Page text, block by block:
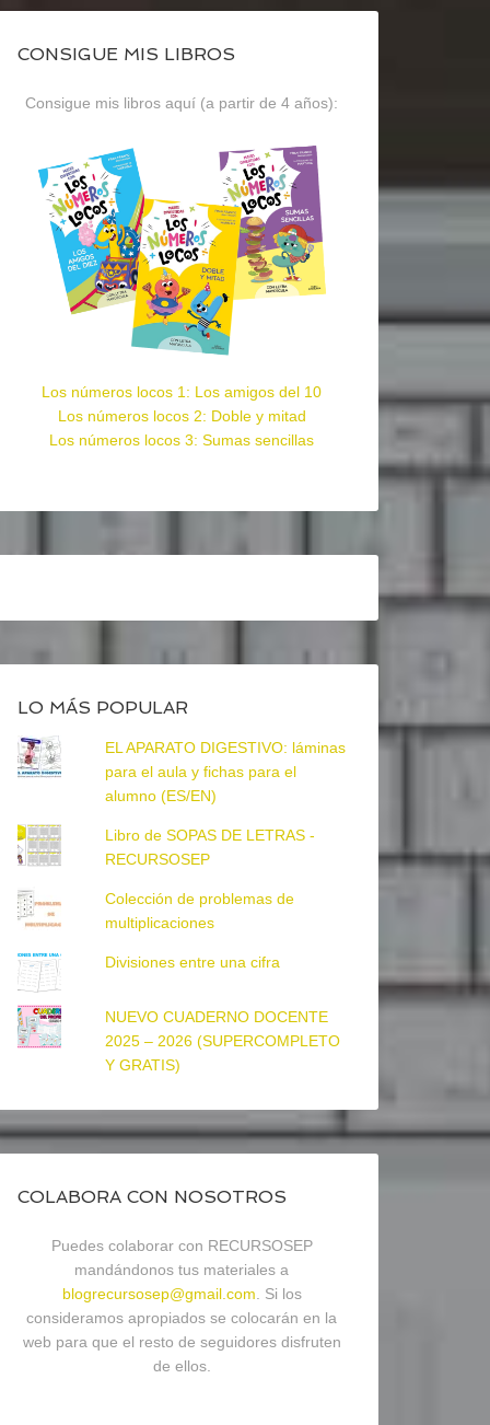
CONSIGUE MIS LIBROS
Consigue mis libros aquí (a partir de 4 años):
Los números locos 1: Los amigos del 10
Los números locos 2: Doble y mitad
Los números locos 3: Sumas sencillas
LO MÁS POPULAR
EL APARATO DIGESTIVO: láminas
para el aula y fichas para el
alumno (ES/EN)
Libro de SOPAS DE LETRAS -
RECURSOSEP
Colección de problemas de
multiplicaciones
Divisiones entre una cifra
NUEVO CUADERNO DOCENTE
2025 – 2026 (SUPERCOMPLETO
Y GRATIS)
COLABORA CON NOSOTROS
Puedes colaborar con RECURSOSEP
mandándonos tus materiales a
blogrecursosep@gmail.com . Si los
consideramos apropiados se colocarán en la
web para que el resto de seguidores disfruten
de ellos.